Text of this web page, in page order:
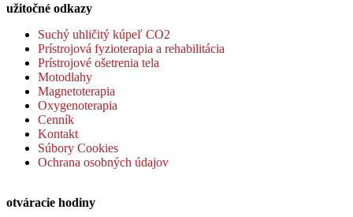
užitočné odkazy
Suchý uhličitý kúpeľ CO2
Prístrojová fyzioterapia a rehabilitácia
Prístrojové ošetrenia tela
Motodlahy
Magnetoterapia
Oxygenoterapia
Cenník
Kontakt
Súbory Cookies
Ochrana osobných údajov
otváracie hodiny